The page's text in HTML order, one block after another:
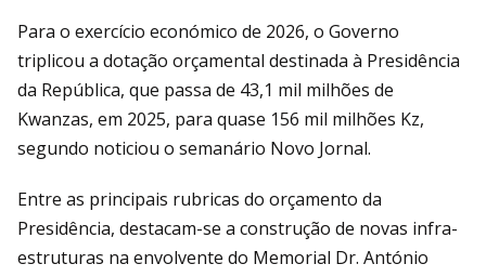
Para o exercício económico de 2026, o Governo
triplicou a dotação orçamental destinada à Presidência
da República, que passa de 43,1 mil milhões de
Kwanzas, em 2025, para quase 156 mil milhões Kz,
segundo noticiou o semanário Novo Jornal.
Entre as principais rubricas do orçamento da
Presidência, destacam-se a construção de novas infra-
estruturas na envolvente do Memorial Dr. António